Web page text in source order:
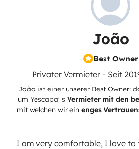
João
Best Owner
Privater Vermieter – Seit
João ist einer unserer Best Owner:
um Yescapa' s Vermieter mit den
mit welchen wir ein enges
I am very comfortable, I love to